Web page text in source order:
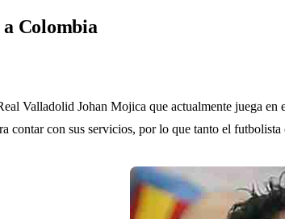
Colombia
Valladolid Johan Mojica que actualmente juega
contar con sus servicios, por lo que tanto el